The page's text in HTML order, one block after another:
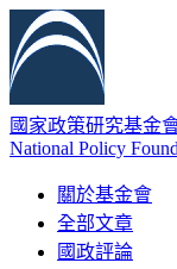
國家政策研究基金
National Policy
關於基金會
全部文章
國政評論